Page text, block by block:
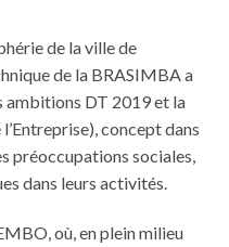
de la ville de
de la BRASIMBA a
ambitions DT 2019 et la
concept dans
préoccupations sociales,
dans leurs activités.
où, en plein milieu